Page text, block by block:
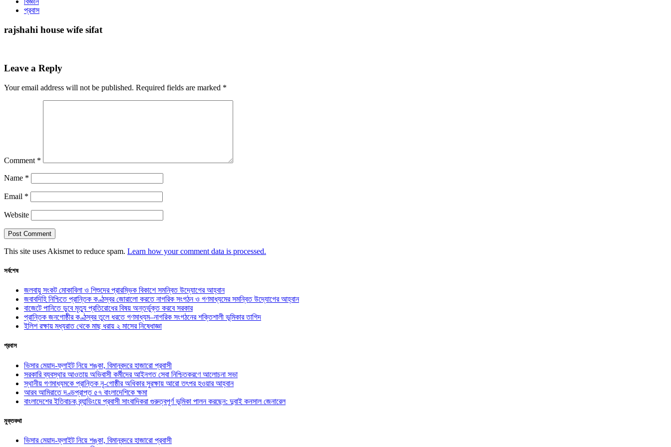
প্রবাস
rajshahi house wife sifat
Leave a Reply
Your email address will not be published. Required fields are marked *
Comment *
Name *
Email *
Website
This site uses Akismet to reduce spam. Learn how your comment data is processed.
সর্বশেষ
জলবায়ু সংকট মোকাবিলা ও শিশুদের প্রারম্ভিক বিকাশে সমন্বিত উদ্যোগের আহ্বান
জবাবদিহি নিশ্চিতে প্রান্তিক কণ্ঠস্বর জোরালো করতে নাগরিক সংগঠন ও গণমাধ্যমের সমন্বিত উদ্যোগের আহ্বান
বাজেটে পানিতে ডুবে মৃত্যু প্রতিরোধের বিষয় অন্তর্ভুক্ত করবে সরকার
প্রান্তিক জনগোষ্ঠীর কণ্ঠস্বর তুলে ধরতে গণমাধ্যম–নাগরিক সংগঠনের শক্তিশালী ভূমিকার তাগিদ
ইলিশ রক্ষায় মধ্যরাত থেকে মাছ ধরায় ২ মাসের নিষেধাজ্ঞা
প্রবাস
ভিসার মেয়াদ-ফ্লাইট নিয়ে শঙ্কা, বিমানবন্দরে হাজারো প্রবাসী
সরকারি ব্যবস্থার আওতায় অভিবাসী কর্মীদের আইনগত সেবা নিশ্চিতকরণে আলোচনা সভা
স্থানীয় গণমাধ্যমকে প্রান্তিক নৃ-গোষ্ঠীর অধিকার সুরক্ষায় আরো তৎপর হওয়ার আহ্বান
আরব আমিরাতে দণ্ডপ্রাপ্ত ৫৭ বাংলাদেশিকে ক্ষমা
বাংলাদেশের ইতিবাচক ব্র্যান্ডিংয়ে প্রবাসী সাংবাদিকরা গুরুত্বপূর্ণ ভূমিকা পালন করছেন: দুবাই কনসাল জেনারেল
মুক্তকথা
ভিসার মেয়াদ-ফ্লাইট নিয়ে শঙ্কা, বিমানবন্দরে হাজারো প্রবাসী